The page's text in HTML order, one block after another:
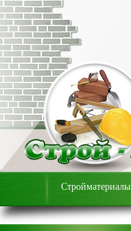
Стройматериалы